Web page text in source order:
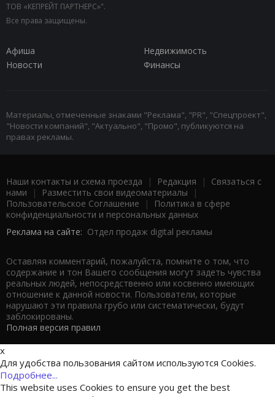
ТОВ «КЕПРЕЙТ ПАРТНЕРС»".
Все права защищены.
Афиша
Недвижимость
Новости
Финансы
Материалы, отмеченные знаками "Реклама", "PR", "Спецпроект",
"Новости компаний", "Актуально", "Промо", публикуются на
правах рекламы.
Наши контакты и схема проезда | Редакция | Связаться с
нами | Разместить свои видеоматериалы |
Пользовательское Соглашение |
Политика в сфере
конфиденциальности и персональных данных
Реклама на сайте: Отдел продаж digital рекламы
Оставляя комментарий, пожалуйста, помните о том, что
содержание и тон Вашего сообщения могут задеть чувства
реальных людей, непосредственно или косвенно имеющих
отношение к данной новости. Пользователи, которые
нарушают эти правила грубо или систематически, будут
заблокированы.
Полная версия правил
x
Для удобства пользования сайтом используются Cookies.
Подробнее...
This website uses Cookies to ensure you get the best